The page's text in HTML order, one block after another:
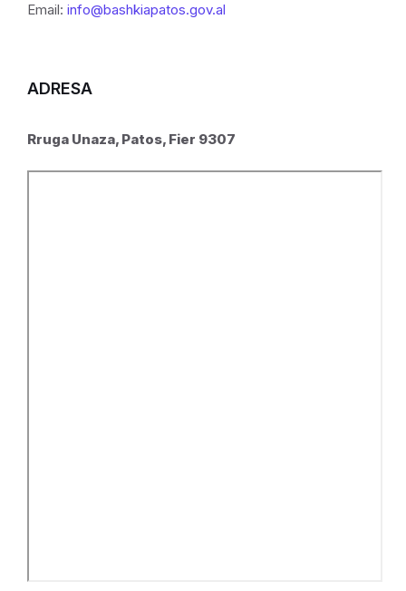
Email: info@bashkiapatos.gov.al
ADRESA
Rruga Unaza, Patos, Fier 9307